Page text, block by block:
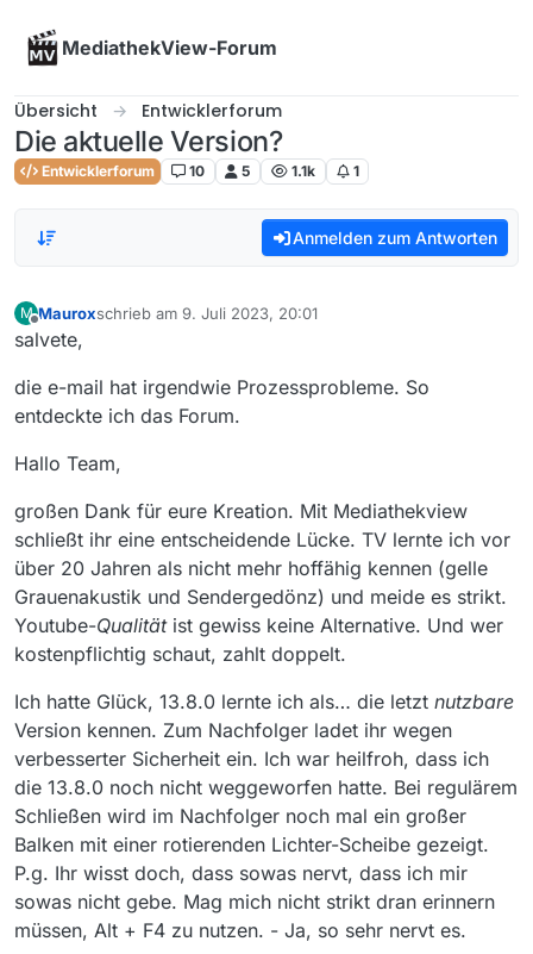
MediathekView-Forum
Übersicht Entwicklerforum
Die aktuelle Version?
Entwicklerforum 10 5 1.1k 1
Anmelden zum Antworten
M
Offline
Mauroxschrieb am 9. Juli 2023, 20:01
zuletzt editiert von
salvete,
die e-mail hat irgendwie Prozessprobleme. So
entdeckte ich das Forum.
Hallo Team,
großen Dank für eure Kreation. Mit Mediathekview
schließt ihr eine entscheidende Lücke. TV lernte ich vor
über 20 Jahren als nicht mehr hoffähig kennen (gelle
Grauenakustik und Sendergedönz) und meide es strikt.
Youtube-Qualitätist gewiss keine Alternative. Und wer
kostenpflichtig schaut, zahlt doppelt.
Ich hatte Glück, 13.8.0 lernte ich als… die letzt nutzbare
Version kennen. Zum Nachfolger ladet ihr wegen
verbesserter Sicherheit ein. Ich war heilfroh, dass ich
die 13.8.0 noch nicht weggeworfen hatte. Bei regulärem
Schließen wird im Nachfolger noch mal ein großer
Balken mit einer rotierenden Lichter-Scheibe gezeigt.
P.g. Ihr wisst doch, dass sowas nervt, dass ich mir
sowas nicht gebe. Mag mich nicht strikt dran erinnern
müssen, Alt + F4 zu nutzen. - Ja, so sehr nervt es.